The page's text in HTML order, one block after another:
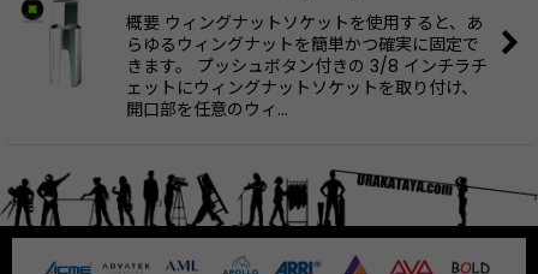
概要 ウィングナットソケットを使用すると、あ
らゆるウィングナットを簡単かつ確実に固定で
きます。 プッシュボタン付きの 3/8 インチラチ
ェットにウィングナットソケットを取り付け、
開口部を任意のウィ…